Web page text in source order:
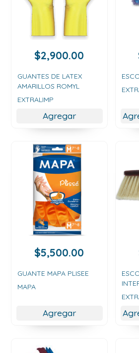
$2,900.00
GUANTES DE LATEX
AMARILLOS ROMYL
EXTRALIMP
Agregar
$5,500.00
GUANTE MAPA PLISEE
MAPA
Agregar